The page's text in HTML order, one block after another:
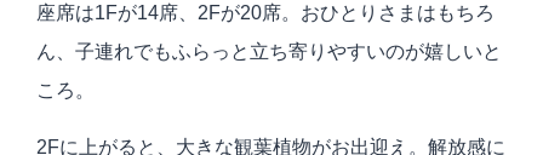
座席は1Fが14席、2Fが20席。おひとりさまはもちろ
ん、子連れでもふらっと立ち寄りやすいのが嬉しいと
ころ。
2Fに上がると、大きな観葉植物がお出迎え。解放感に